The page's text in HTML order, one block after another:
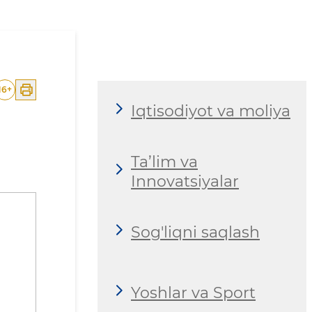
+
Iqtisodiyot va moliya
Ta’lim va
Innovatsiyalar
Sog'liqni saqlash
Yoshlar va Sport